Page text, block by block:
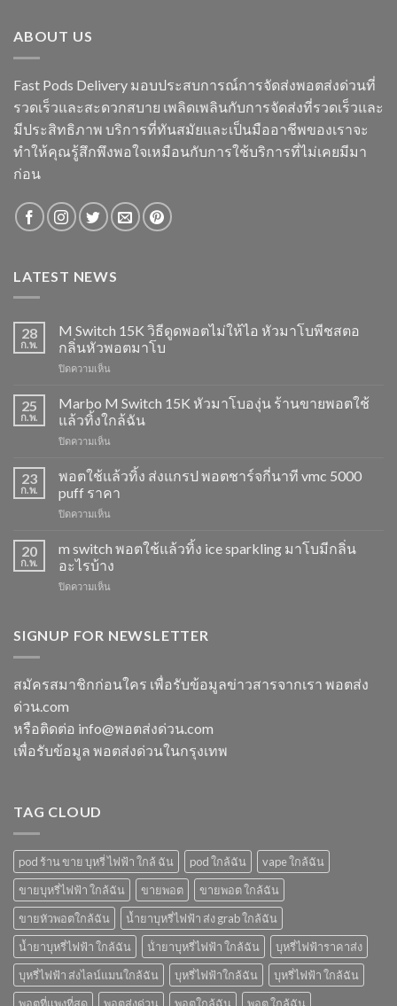
ABOUT US
Fast Pods Delivery มอบประสบการณ์การจัดส่งพอตส่งด่วนที่
รวดเร็วและสะดวกสบาย เพลิดเพลินกับการจัดส่งที่รวดเร็วและ
มีประสิทธิภาพ บริการที่ทันสมัยและเป็นมืออาชีพของเราจะ
ทำให้คุณรู้สึกพึงพอใจเหมือนกับการใช้บริการที่ไม่เคยมีมา
ก่อน
LATEST NEWS
28
ก.พ.
M Switch 15K วิธีดูดพอตไม่ให้ไอ หัวมาโบพีชสตอ
กลิ่นหัวพอตมาโบ
ปิดความเห็น
Switch
15K
วิธี
ดูด
ไม่
ให้
หัว
โบ
พีช
ตมา
25
ก.พ.
Marbo M Switch 15K หัวมาโบองุ่น ร้านขายพอตใช้
แล้วทิ้งใกล้ฉัน
ปิดความเห็น
M
15K
หัว
โบ
องุ่น
ขาย
แล้ว
ฉัน
23
ก.พ.
พอตใช้แล้วทิ้ง ส่งแกรป พอตชาร์จกี่นาที vmc 5000
puff ราคา
ปิดความเห็น
ทิ้ง
ส่ง
ชาร์จ
vmc
ราคา
20
ก.พ.
m switch พอตใช้แล้วทิ้ง ice sparkling มาโบมีกลิ่น
อะไรบ้าง
ปิดความเห็น
พอต
ice
โบ
มี
SIGNUP FOR NEWSLETTER
สมัครสมาชิกก่อนใคร เพื่อรับข้อมูลข่าวสารจากเรา พอตส่ง
ด่วน.com
หรือติดต่อ info@พอตส่งด่วน.com
เพื่อรับข้อมูล พอตส่งด่วนในกรุงเทพ
TAG CLOUD
pod ร้าน ขาย บุหรี่ ไฟฟ้า ใกล้ ฉัน pod ใกล้ฉัน
vape ใกล้ฉัน
ขายบุหรี่ไฟฟ้า ใกล้ฉัน
ขายพอต
ขายพอต ใกล้ฉัน
ขายหัวพอตใกล้ฉัน
น้ำยาบุหรี่ไฟฟ้า ส่ง grab ใกล้ฉัน
น้ำยาบุหรี่ไฟฟ้า ใกล้ฉัน
น้ํายาบุหรี่ไฟฟ้า ใกล้ฉัน
บุหรี่ไฟฟ้าราคาส่ง
บุหรี่ไฟฟ้า ส่งไลน์แมนใกล้ฉัน
บุหรี่ไฟฟ้าใกล้ฉัน
บุหรี่ไฟฟ้า ใกล้ฉัน